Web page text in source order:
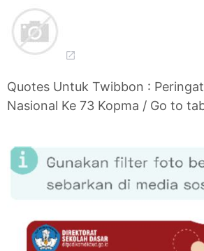
Quotes Untuk Twibbon :
Nasional Ke 73 Kopma / Go to